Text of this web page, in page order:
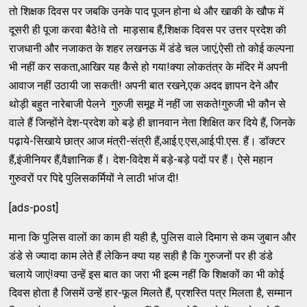
तो शिक्षक दिवस पर जबकि उनके पाद पूजन होना थे और खाकी के खौफ में
दूसरी ही पूजा करवा बैठे!वे तो माड़साब हैं,शिक्षक दिवस पर उत्तर प्रदेश की
राजधानी और नजाकत के शहर लखनऊ में डंडे चल जाएं,ऐसी तो कोई कल्पना
भी नहीं कर सकता,आखिर यह कैसे हो गया!क्या लोकतंत्र के मंदिर में अपनी
आवाज नहीं उठायी जा सकती! अपनी बात रखने,एक अदद ज्ञापन देने और
थोड़ी बहुत नारेबाजी पेलने गुरुजी समूह में नहीं जा सकते!गुरुजी भी कौन से
वाले हैं जिन्होंने देश-प्रदेश को बड़े ही ज्ञानवान नेता शिक्षित कर दिये हैं, जिनके
पढ़ाये-सिखाये छात्र आज मंत्री-संत्री हैं,आई.ए.एस,आई.पी.एस. हैं। डॉक्टर
हैं,इंजीनियर हैं,वैज्ञानिक हैं। देश-विदेश में बड़े-बड़े पदों पर हैं। ऐसे महान
गुरुवरों पर पिद्दे पुलिसकर्मियों ने लाठी भांज दी!
[ads-post]
माना कि पुलिस वालों का काम ही यही है, पुलिस वाले दिमाग से कम जुबान और
डंडे से ज्यादा काम लेते हैं लेकिन क्या यह सही है कि गुरुजनों पर ही डंडे
चलाये जाएं!क्या उन्हें इस बात का जरा भी इल्म नहीं कि शिक्षकों का भी कोई
दिवस होता है जिसमें उन्हें हार-फूल मिलते हैं, प्रशस्ति पत्र मिलता है, सम्मान